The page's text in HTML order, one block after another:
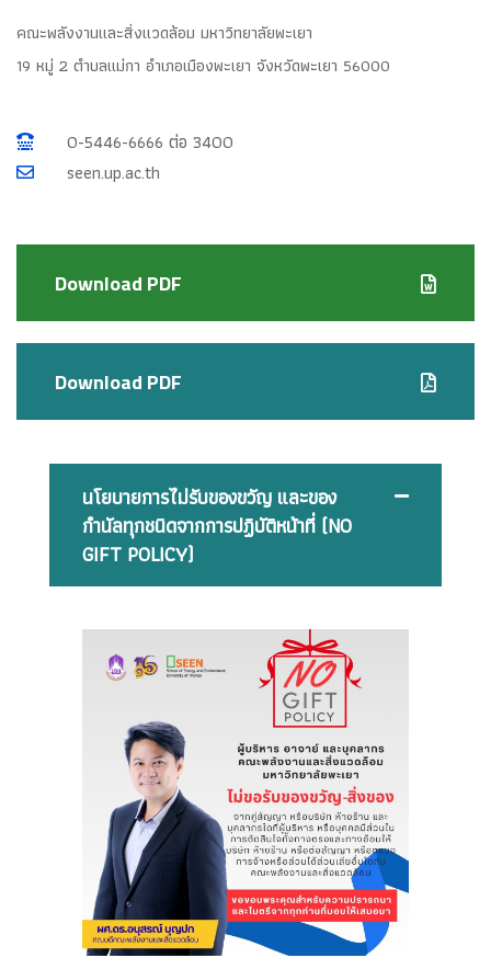
คณะพลังงานและสิ่งแวดล้อม มหาวิทยาลัยพะเยา
19 หมู่ 2 ตำบลแม่กา อำเภอเมืองพะเยา จังหวัดพะเยา 56000
0-5446-6666 ต่อ 3400
seen.up.ac.th
Download PDF
Download PDF
นโยบายการไม่รับของขวัญ และของ
กำนัลทุกชนิดจากการปฏิบัติหน้าที่ (NO
GIFT POLICY)